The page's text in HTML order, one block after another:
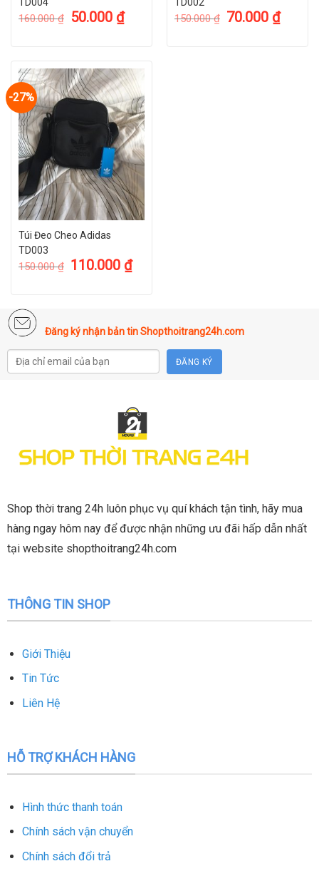
TD004
160.000₫ 50.000 ₫
TD002
150.000₫ 70.000 ₫
-27%
Túi Đeo Cheo Adidas
TD003
150.000₫ 110.000 ₫
Đăng ký nhận bản tin Shopthoitrang24h.com
Shop thời trang 24h luôn phục vụ quí khách tận tình, hãy mua
hàng ngay hôm nay để được nhận những ưu đãi hấp dẫn nhất
tại website shopthoitrang24h.com
THÔNG TIN SHOP
Giới Thiệu
Tin Tức
Liên Hệ
HỖ TRỢ KHÁCH HÀNG
Hình thức thanh toán
Chính sách vận chuyển
Chính sách đổi trả